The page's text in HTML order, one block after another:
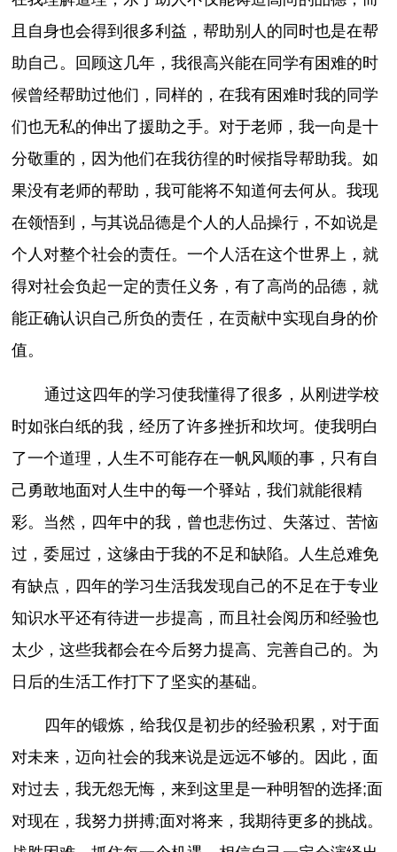
且自身也会得到很多利益，帮助别人的同时也是在帮
助自己。回顾这几年，我很高兴能在同学有困难的时
候曾经帮助过他们，同样的，在我有困难时我的同学
们也无私的伸出了援助之手。对于老师，我一向是十
分敬重的，因为他们在我彷徨的时候指导帮助我。如
果没有老师的帮助，我可能将不知道何去何从。我现
在领悟到，与其说品德是个人的人品操行，不如说是
个人对整个社会的责任。一个人活在这个世界上，就
得对社会负起一定的责任义务，有了高尚的品德，就
能正确认识自己所负的责任，在贡献中实现自身的价
值。
通过这四年的学习使我懂得了很多，从刚进学校
时如张白纸的我，经历了许多挫折和坎坷。使我明白
了一个道理，人生不可能存在一帆风顺的事，只有自
己勇敢地面对人生中的每一个驿站，我们就能很精
彩。当然，四年中的我，曾也悲伤过、失落过、苦恼
过，委屈过，这缘由于我的不足和缺陷。人生总难免
有缺点，四年的学习生活我发现自己的不足在于专业
知识水平还有待进一步提高，而且社会阅历和经验也
太少，这些我都会在今后努力提高、完善自己的。为
日后的生活工作打下了坚实的基础。
四年的锻炼，给我仅是初步的经验积累，对于面
对未来，迈向社会的我来说是远远不够的。因此，面
对过去，我无怨无悔，来到这里是一种明智的选择;面
对现在，我努力拼搏;面对将来，我期待更多的挑战。